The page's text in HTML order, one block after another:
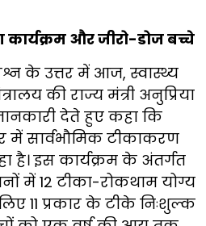
और जीरो-डोज बच्चे
के उत्तर में आज, स्वास्थ्य
की राज्य मंत्री अनुप्रिया
देते हुए कहा कि
सार्वभौमिक टीकाकरण
है। इस कार्यक्रम के अंतर्गत
में 12 टीका-रोकथाम योग्य
11 प्रकार के टीके निःशुल्क